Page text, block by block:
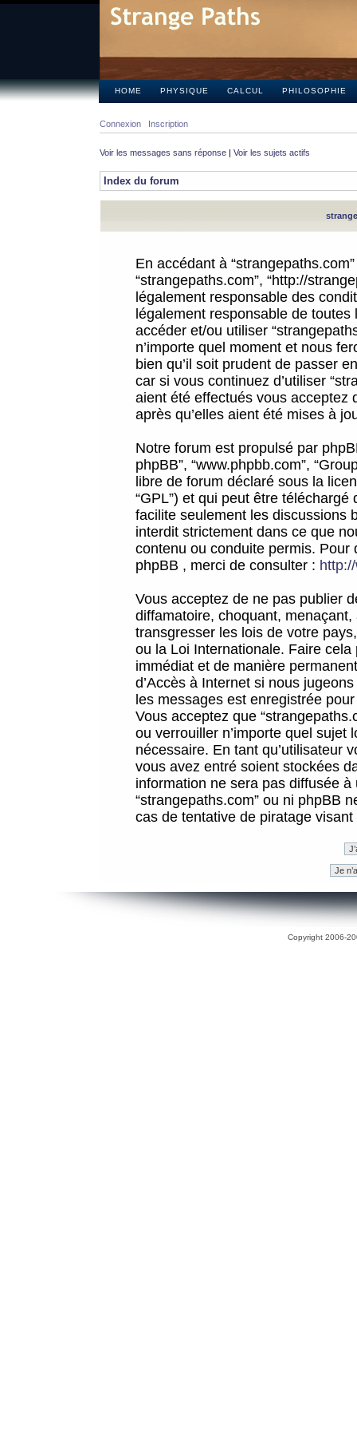
HOME PHYSIQUE CALCUL PHILOSOPHIE
Connexion Inscription
Voir les messages sans réponse | Voir les sujets actifs
Index du forum
En accédant à
“strangepaths.com”, “http://
légalement responsable des
légalement responsable de
accéder et/ou utiliser
n’importe quel moment et nous
bien qu’il soit prudent de passer
car si vous continuez d’utiliser
aient été effectués vous acceptez
après qu’elles aient été mises à
Notre forum est propulsé par
phpBB”, “www.phpbb.com”,
libre de forum déclaré sous la
“GPL”) et qui peut être téléchargé
facilite seulement les discussions
interdit strictement dans ce que
contenu ou conduite permis.
phpBB , merci de consulter :
Vous acceptez de ne pas publier
diffamatoire, choquant,
transgresser les lois de votre
ou la Loi Internationale. Faire
immédiat et de manière
d’Accès à Internet si nous
les messages est enregistrée
Vous acceptez que
ou verrouiller n’importe quel sujet
nécessaire. En tant qu’utilisateur
vous avez entré soient stockées
information ne sera pas diffusée
“strangepaths.com” ou ni phpBB
cas de tentative de piratage
Copyright 2006-